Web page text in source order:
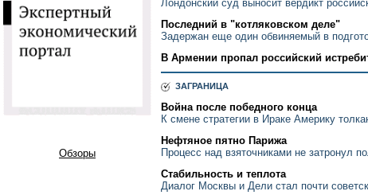
Обзоры
Лондонский суд выносит вердикт
Последний в "котляковском деле"
Задержан еще один обвиняемый в
В Армении пропал российский
ЗАГРАНИЦА
Война после победного конца
К смене стратегии в Ираке Америку
Нефтяное пятно Парижа
Процесс над взяточниками не затронул
Стабильность и теплота
Диалог Москвы и Дели стал почти